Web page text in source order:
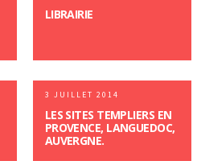
LIBRAIRIE
3 JUILLET 2014
LES SITES TEMPLIERS EN
PROVENCE, LANGUEDOC,
AUVERGNE.